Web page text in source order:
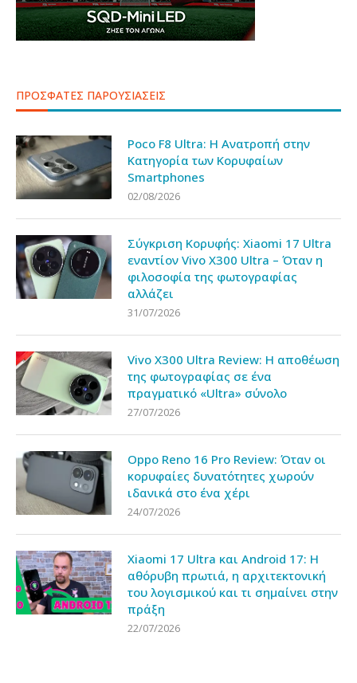
ΠΡΟΣΦΑΤΕΣ ΠΑΡΟΥΣΙΑΣΕΙΣ
Poco F8 Ultra: Η Ανατροπή στην
Κατηγορία των Κορυφαίων
Smartphones
02/08/2026
Σύγκριση Κορυφής: Xiaomi 17 Ultra
εναντίον Vivo X300 Ultra – Όταν η
φιλοσοφία της φωτογραφίας
αλλάζει
31/07/2026
Vivo X300 Ultra Review: Η αποθέωση
της φωτογραφίας σε ένα
πραγματικό «Ultra» σύνολο
27/07/2026
Oppo Reno 16 Pro Review: Όταν οι
κορυφαίες δυνατότητες χωρούν
ιδανικά στο ένα χέρι
24/07/2026
Xiaomi 17 Ultra και Android 17: Η
αθόρυβη πρωτιά, η αρχιτεκτονική
του λογισμικού και τι σημαίνει στην
πράξη
22/07/2026